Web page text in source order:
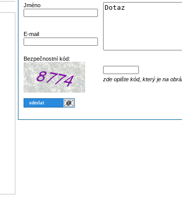
Jméno
E-mail
Bezpečnostní kód:
zde opište kód, který je na